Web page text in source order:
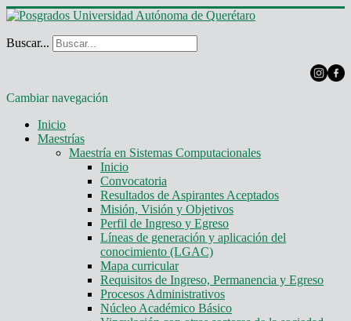
Buscar...
Cambiar navegación
Inicio
Maestrías
Maestría en Sistemas Computacionales
Inicio
Convocatoria
Resultados de Aspirantes Aceptados
Misión, Visión y Objetivos
Perfil de Ingreso y Egreso
Líneas de generación y aplicación del
conocimiento (LGAC)
Mapa curricular
Requisitos de Ingreso, Permanencia y Egreso
Procesos Administrativos
Núcleo Académico Básico